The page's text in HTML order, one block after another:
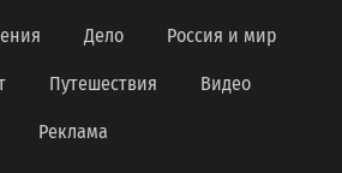
Дело Россия и мир
Путешествия Видео
Реклама